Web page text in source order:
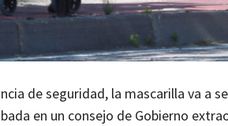
de seguridad, la mascarilla va a
en un consejo de Gobierno